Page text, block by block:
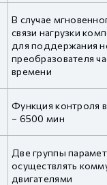
В случае
связи нагрузки
для поддержания
преобразователя
времени
Функция контроля
~ 6500 мин
Две группы
осуществлять
двигателями